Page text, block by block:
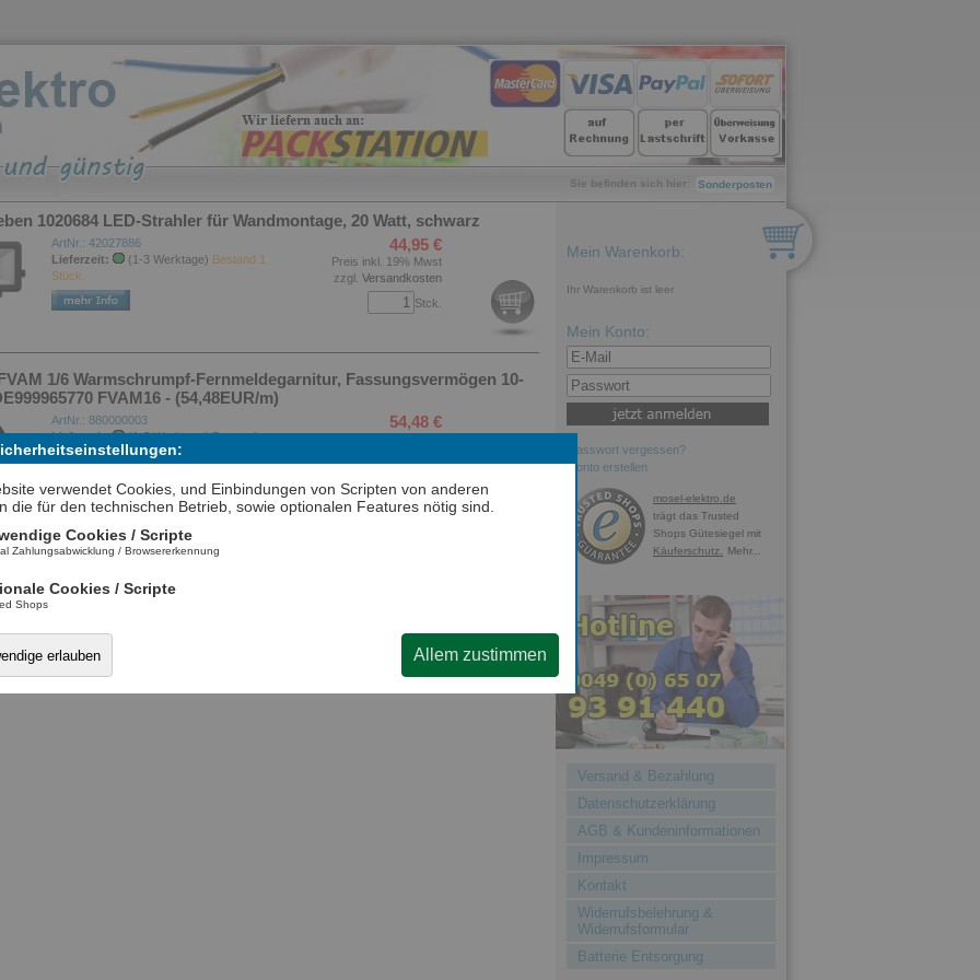
verwendet Cookies, und Einbindungen von Scripten von anderen
die für den technischen Betrieb, sowie optionalen Features nötig sind.
Cookies / Scripte
Zahlungsabwicklung / Browsererkennung
Cookies / Scripte
Shops
erlauben Allem zustimmen
Sie befinden sich hier: Sonderposten
1020684 LED-Strahler für Wandmontage, 20 Watt, schwarz
ArtNr.: 42027886
Lieferzeit:
(1-3 Werktage) Bestand 1
Stück.
44,95 €
Preis inkl. 19% Mwst
zzgl. Versandkosten
Stck.
1/6 Warmschrumpf-Fernmeldegarnitur, Fassungsvermögen 10-
FVAM16 - (54,48EUR/m)
ArtNr.: 880000003
Lieferzeit:
(1-3 Werktage)Bestand
12 Stück.
54,48 €
KTU 100 Ausleger 50X110MM KTU100
Lieferzeit:
(1-3 Werktage)
Mein Warenkorb:
Ihr Warenkorb ist leer
Mein Konto:
Passwort vergessen?
Konto erstellen
mosel-elektro.de
trägt das Trusted
Shops Gütesiegel mit
Käuferschutz.
Mehr...
Versand & Bezahlung
Datenschutzerklärung
AGB & Kundeninformationen
Impressum
Kontakt
Widerrufsbelehrung &
Widerrufsformular
Batterie Entsorgung